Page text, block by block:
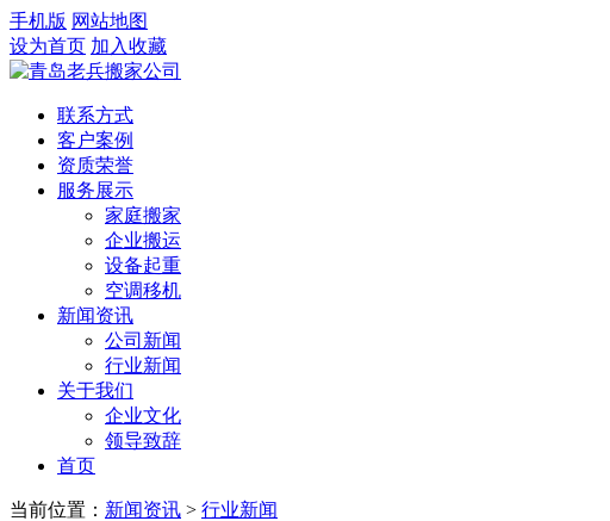
手机版 网站地图
设为首页 加入收藏
联系方式
客户案例
资质荣誉
服务展示
家庭搬家
企业搬运
设备起重
空调移机
新闻资讯
公司新闻
行业新闻
关于我们
企业文化
领导致辞
首页
当前位置： 新闻资讯 > 行业新闻